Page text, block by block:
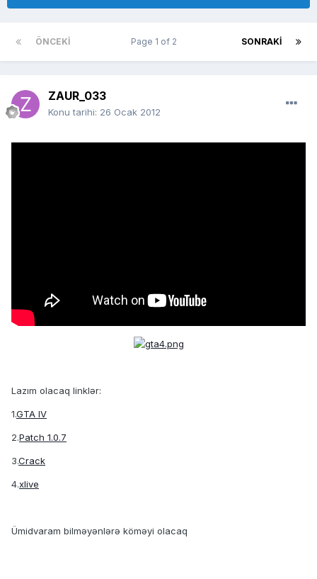
ÖNCEKI SONRAKI
Page 1 of 2
ZAUR_033
Konu tarihi: 26 Ocak 2012
Lazım olacaq linklər:
1.GTA IV
2.Patch 1.0.7
3.Crack
4.xlive
Ümidvaram bilməyənlərə köməyi olacaq